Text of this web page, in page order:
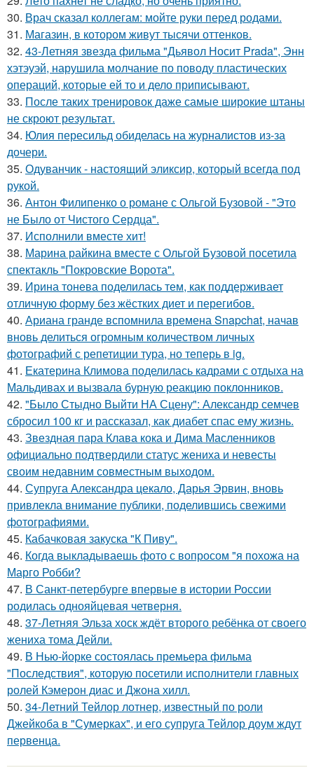
30. Врач сказал коллегам: мойте руки перед родами.
31. Магазин, в котором живут тысячи оттенков.
32. 43-Летняя звезда фильма "Дьявол Носит Prada", Энн
хэтэуэй, нарушила молчание по поводу пластических
операций, которые ей то и дело приписывают.
33. После таких тренировок даже самые широкие штаны
не скроют результат.
34. Юлия пересильд обиделась на журналистов из-за
дочери.
35. Одуванчик - настоящий эликсир, который всегда под
рукой.
36. Антон Филипенко о романе с Ольгой Бузовой - "Это
не Было от Чистого Сердца".
37. Исполнили вместе хит!
38. Марина райкина вместе с Ольгой Бузовой посетила
спектакль "Покровские Ворота".
39. Ирина тонева поделилась тем, как поддерживает
отличную форму без жёстких диет и перегибов.
40. Ариана гранде вспомнила времена Snapchat, начав
вновь делиться огромным количеством личных
фотографий с репетиции тура, но теперь в ig.
41. Екатерина Климова поделилась кадрами с отдыха на
Мальдивах и вызвала бурную реакцию поклонников.
42. "Было Стыдно Выйти НА Сцену": Александр семчев
сбросил 100 кг и рассказал, как диабет спас ему жизнь.
43. Звездная пара Клава кока и Дима Масленников
официально подтвердили статус жениха и невесты
своим недавним совместным выходом.
44. Супруга Александра цекало, Дарья Эрвин, вновь
привлекла внимание публики, поделившись свежими
фотографиями.
45. Кабачковая закуска "К Пиву".
46. Когда выкладываешь фото с вопросом "я похожа на
Марго Робби?
47. В Санкт-петербурге впервые в истории России
родилась однояйцевая четверня.
48. 37-Летняя Эльза хоск ждёт второго ребёнка от своего
жениха тома Дейли.
49. В Нью-йорке состоялась премьера фильма
"Последствия", которую посетили исполнители главных
ролей Кэмерон диас и Джона хилл.
50. 34-Летний Тейлор лотнер, известный по роли
Джейкоба в "Сумерках", и его супруга Тейлор доум ждут
первенца.